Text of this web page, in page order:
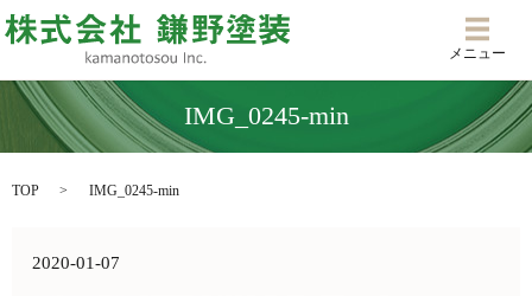
メニ
メニュー
IMG_0245-min
TOP IMG_0245-min
2020-01-07